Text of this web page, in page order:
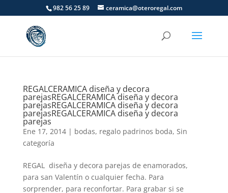
982 56 25 89 ceramica@oteroregal.com
REGALCERAMICA diseña y decora
parejasREGALCERAMICA diseña y decora
parejasREGALCERAMICA diseña y decora
parejasREGALCERAMICA diseña y decora
parejas
Ene 17, 2014| bodas, regalo padrinos boda, Sin
categoría
REGAL diseña y decora parejas de enamorados,
para san Valentín o cualquier fecha. Para
sorprender, para reconfortar. Para grabar si se